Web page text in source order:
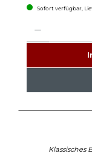
Sofort verfügbar,
Klassisches